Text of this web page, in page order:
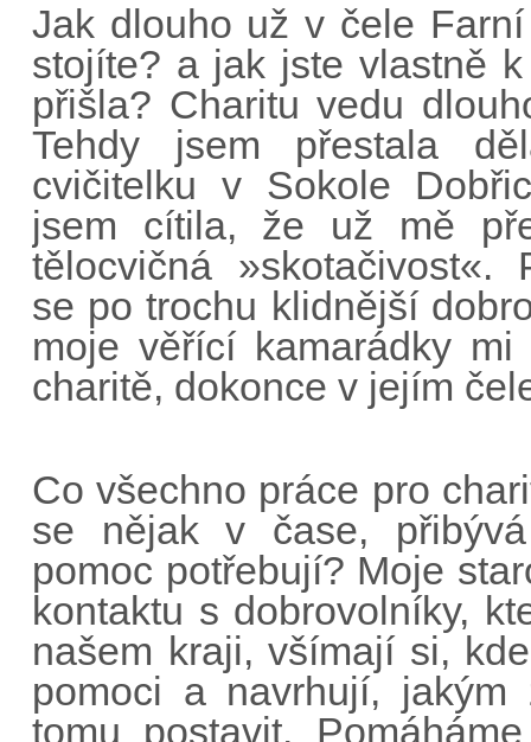
Jak dlouho už v čele
stojíte? a jak jste vlastně
přišla? Charitu vedu
Tehdy jsem přestala
cvičitelku v Sokole
jsem cítila, že už mě
tělocvičná »skotačivost«.
se po trochu klidnější
moje věřící kamarádky
charitě, dokonce v jejím
Co všechno práce pro
se nějak v čase,
pomoc potřebují? Moje
kontaktu s dobrovolníky,
našem kraji, všímají si,
pomoci a navrhují, jakým
tomu postavit.